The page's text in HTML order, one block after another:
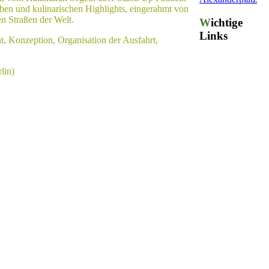
und kulinarischen Highlights, eingerahmt von
Straßen der Welt.
Konzeption, Organisation der Ausfahrt,
Wichtige
Links